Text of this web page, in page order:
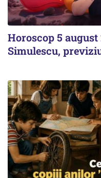
Horoscop 5
Simulescu,